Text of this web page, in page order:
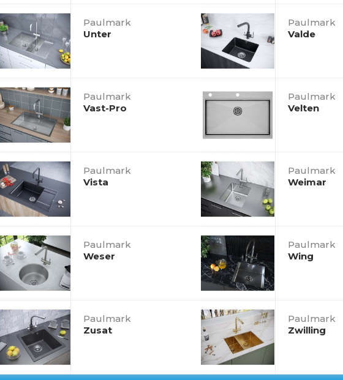
Paulmark
Unter
Paulmark
Valde
Paulmark
Vast-Pro
Paulmark
Velten
Paulmark
Vista
Paulmark
Weimar
Paulmark
Weser
Paulmark
Wing
Paulmark
Zusat
Paulmark
Zwilling